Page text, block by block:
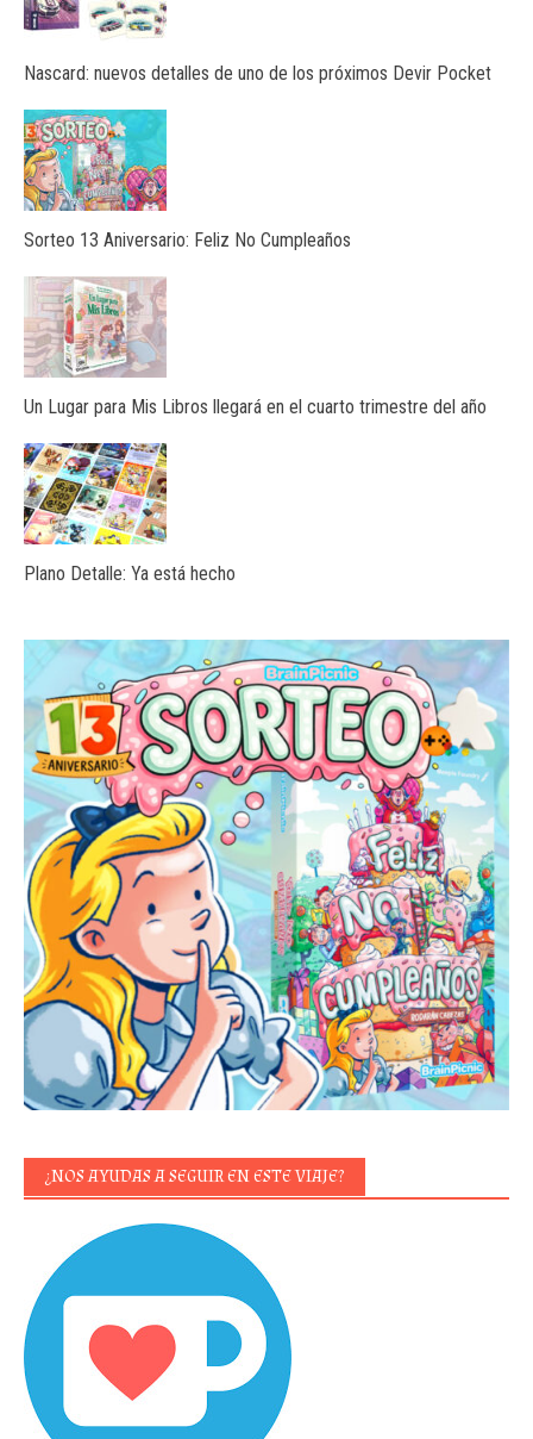
Nascard: nuevos detalles de uno de los próximos Devir Pocket
Sorteo 13 Aniversario: Feliz No Cumpleaños
Un Lugar para Mis Libros llegará en el cuarto trimestre del año
Plano Detalle: Ya está hecho
¿NOS AYUDAS A SEGUIR EN ESTE VIAJE?